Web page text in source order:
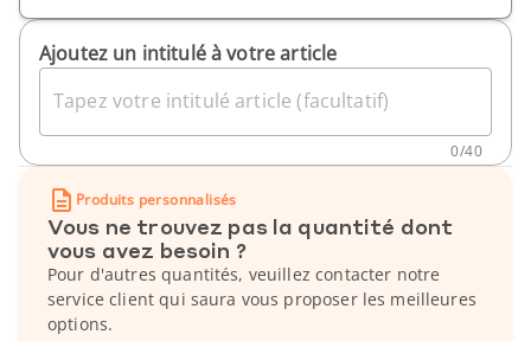
Ajoutez un intitulé à votre article
Tapez votre intitulé article (facultatif)
0/40
Produits personnalisés
Vous ne trouvez pas la quantité dont
vous avez besoin ?
Pour d'autres quantités, veuillez contacter notre
service client qui saura vous proposer les meilleures
options.